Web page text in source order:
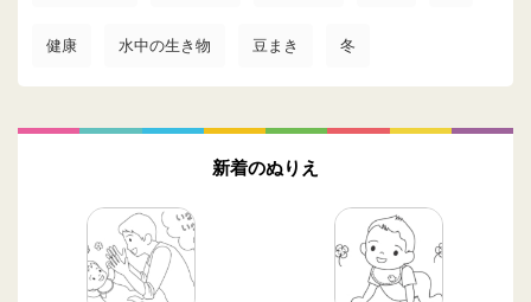
健康 水中の生き物 豆まき 冬
新着のぬりえ